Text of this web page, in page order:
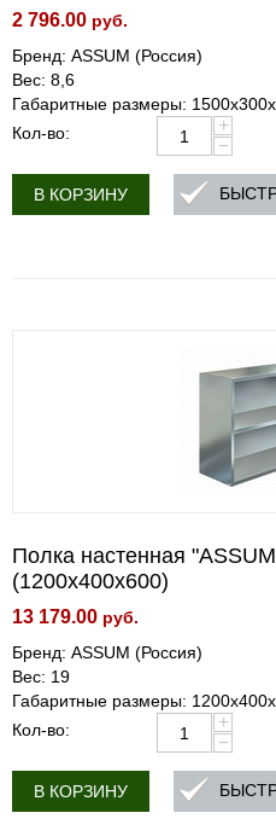
2 796.00 руб.
Бренд: ASSUM (Россия)
Вес: 8,6
Габаритные размеры:
Кол-во:
+
−
В КОРЗИНУ
Полка настенная
(1200х400х600)
13 179.00 руб.
Бренд: ASSUM (Россия)
Вес: 19
Габаритные размеры:
Кол-во:
+
−
В КОРЗИНУ